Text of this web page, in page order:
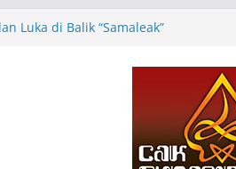
Luka di Balik “Samaleak”
Ungkapan Kritis Tentang Derita
Patria Seni Rupa Kota Blitar :